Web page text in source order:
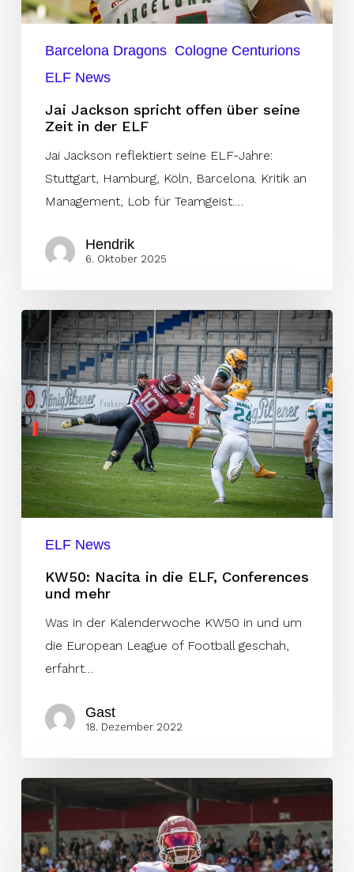
in
Barcelona Dragons Cologne Centurions
ELF News
Jai Jackson spricht offen über seine
Zeit in der ELF
Jai Jackson reflektiert seine ELF-Jahre:
Stuttgart, Hamburg, Köln, Barcelona. Kritik an
Management, Lob für Teamgeist.…
Hendrik
6. Oktober 2025
KW50:
Nacita
die
ELF,
Conferences
und
mehr
ELF News
KW50: Nacita in die ELF, Conferences
und mehr
Was in der Kalenderwoche KW50 in und um
die European League of Football geschah,
erfahrt…
Gast
18. Dezember 2022
Briten
für
die